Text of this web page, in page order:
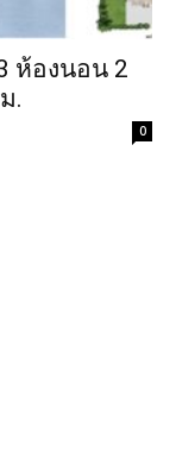
ห้องนอน 2
.
0